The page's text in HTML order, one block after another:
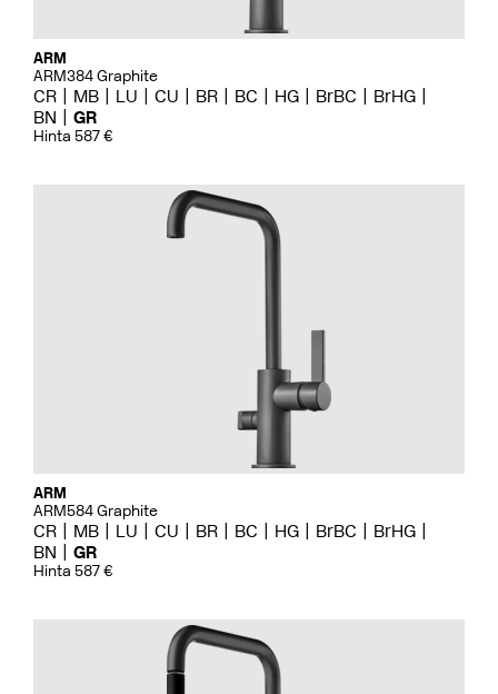
ARM
ARM384 Graphite
CR MB LU CU BR BC HG BrBC
BrHG
BN
GR
Hinta 587 €
ARM
ARM584 Graphite
CR MB LU CU BR BC HG BrBC
BrHG
BN
GR
Hinta 587 €